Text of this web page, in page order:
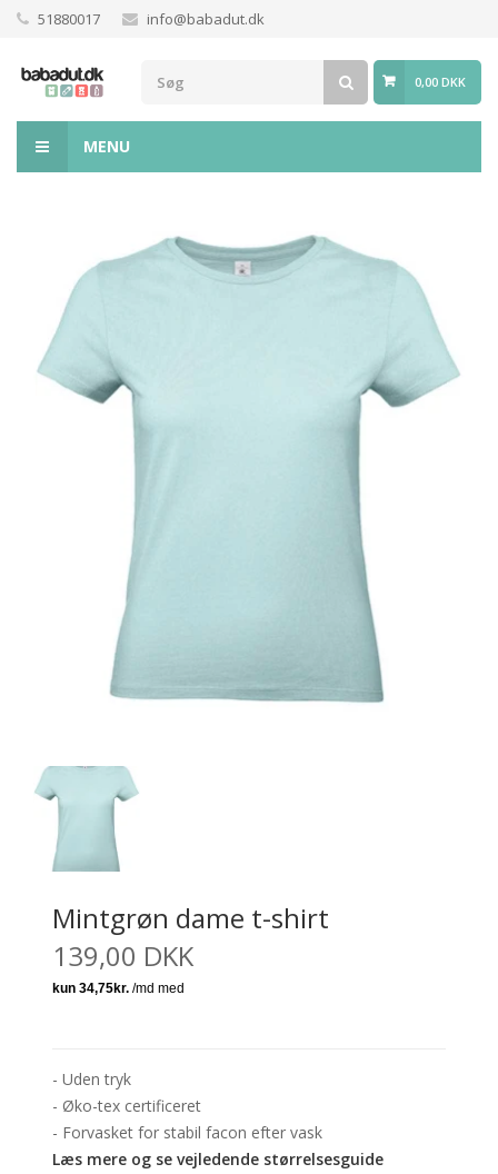
51880017 info@babadut.dk
0,00 DKK
MENU
Mintgrøn dame t-shirt
139,00 DKK
- Uden tryk
- Øko-tex certificeret
- Forvasket for stabil facon efter vask
Læs mere og se vejledende størrelsesguide